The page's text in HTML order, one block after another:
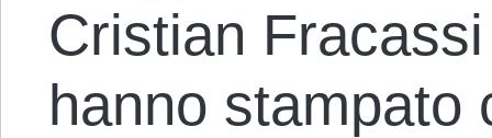
Cristian
hanno stampato